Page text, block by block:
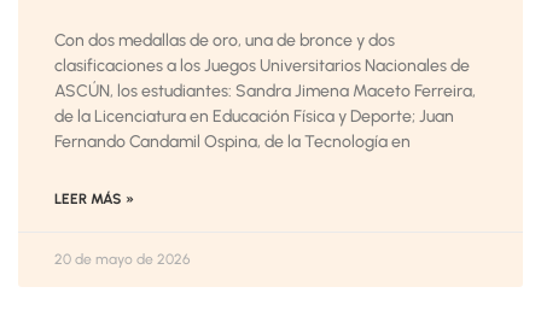
Con dos medallas de oro, una de bronce y dos
clasificaciones a los Juegos Universitarios Nacionales de
ASCÚN, los estudiantes: Sandra Jimena Maceto Ferreira,
de la Licenciatura en Educación Física y Deporte; Juan
Fernando Candamil Ospina, de la Tecnología en
LEER MÁS »
20 de mayo de 2026